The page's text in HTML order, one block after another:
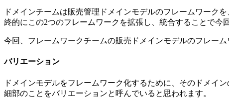
ドメインチームは販売管理ドメインモデルのフレームワーク
終的にこの2つのフレームワークを拡張し、統合することで今
今回、フレームワークチームの販売ドメインモデルのフレー
バリエーション
ドメインモデルをフレームワーク化するために、そのドメイ
細部のことをバリエーションと呼んでいると思われます。